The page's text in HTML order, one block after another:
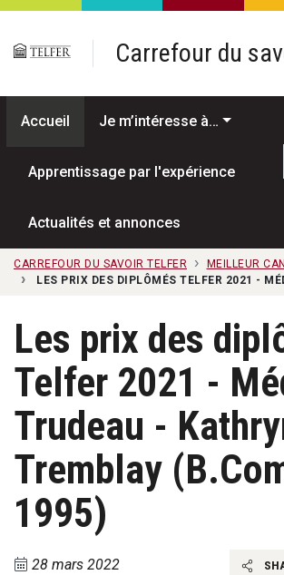
Passer au contenu principal
Carrefour du
Accueil Je m’intéresse à…
Apprentissage par l'expérience
Actualités et annonces
CARREFOUR DU SAVOIR TELFER
MEILLEUR
LES PRIX DES DIPLÔMÉS TELFER 2021 -
Les prix des
Telfer 2021 -
Trudeau -
Tremblay
1995)
28 mars 2022